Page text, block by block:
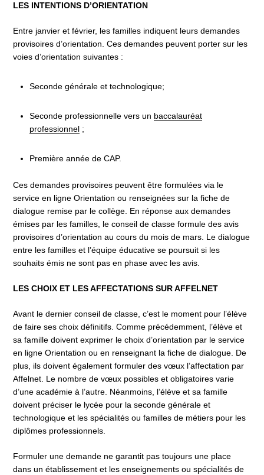
LES INTENTIONS D’ORIENTATION
Entre janvier et février, les familles indiquent leurs demandes
provisoires d’orientation. Ces demandes peuvent porter sur les
voies d’orientation suivantes :
Seconde générale et technologique;
Seconde professionnelle vers un baccalauréat
professionnel ;
Première année de CAP.
Ces demandes provisoires peuvent être formulées via le
service en ligne Orientation ou renseignées sur la fiche de
dialogue remise par le collège. En réponse aux demandes
émises par les familles, le conseil de classe formule des avis
provisoires d’orientation au cours du mois de mars. Le dialogue
entre les familles et l’équipe éducative se poursuit si les
souhaits émis ne sont pas en phase avec les avis.
LES CHOIX ET LES AFFECTATIONS SUR AFFELNET
Avant le dernier conseil de classe, c’est le moment pour l’élève
de faire ses choix définitifs. Comme précédemment, l’élève et
sa famille doivent exprimer le choix d’orientation par le service
en ligne Orientation ou en renseignant la fiche de dialogue. De
plus, ils doivent également formuler des vœux l’affectation par
Affelnet. Le nombre de vœux possibles et obligatoires varie
d’une académie à l’autre. Néanmoins, l’élève et sa famille
doivent préciser le lycée pour la seconde générale et
technologique et les spécialités ou familles de métiers pour les
diplômes professionnels.
Formuler une demande ne garantit pas toujours une place
dans un établissement et les enseignements ou spécialités de